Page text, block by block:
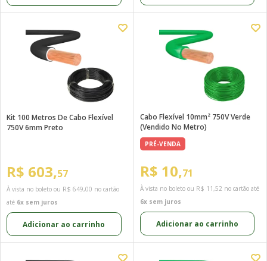
Kit 100 Metros De Cabo Flexível
750V 6mm Preto
R$ 603,57
À vista no boleto ou R$ 649,00 no cartão
até 6x sem juros
Adicionar ao carrinho
Cabo Flexível 10mm² 750V Verde
(Vendido No Metro)
PRÉ-VENDA
R$ 10,71
À vista no boleto ou R$ 11,52 no cartão até
6x sem juros
Adicionar ao carrinho